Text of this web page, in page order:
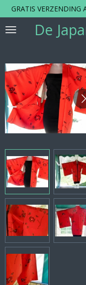
Ga
direct
naar
De
GRATIS